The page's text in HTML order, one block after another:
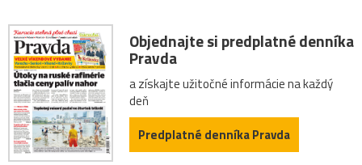
Objednajte si predplatné denníka
Pravda
a získajte užitočné informácie na každý
deň
Predplatné denníka Pravda